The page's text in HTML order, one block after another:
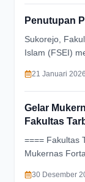
Penutupan
Sukorejo,
Islam (FSEI)
“Ngaji
Auditorium
21 Januari 2026
Gelar
Fakultas
==== Fakultas
Mukernas
30 Desember